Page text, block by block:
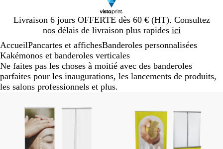
Livraison 6 jours OFFERTE dès 60 € (HT). Consultez
nos délais de livraison plus rapides ici
Diapositive
1
AccueilPancartes et affichesBanderoles personnalisées
Kakémonos et banderoles verticales
Ne faites pas les choses à moitié avec des banderoles
parfaites pour les inaugurations, les lancements de produits,
les salons professionnels et plus.